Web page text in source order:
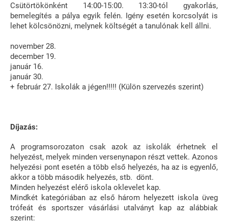
Csütörtökönként 14:00-15:00. 13:30-tól gyakorlás,
bemelegítés a pálya egyik felén. Igény esetén korcsolyát is
lehet kölcsönözni, melynek költségét a tanulónak kell állni.
november 28.
december 19.
január 16.
január 30.
+ február 27. Iskolák a jégen!!!!! (Külön szervezés szerint)
Díjazás:
A programsorozaton csak azok az iskolák érhetnek el
helyezést, melyek minden versenynapon részt vettek. Azonos
helyezési pont esetén a több első helyezés, ha az is egyenlő,
akkor a több második helyezés, stb. dönt.
Minden helyezést elérő iskola oklevelet kap.
Mindkét kategóriában az első három helyezett iskola üveg
trófeát és sportszer vásárlási utalványt kap az alábbiak
szerint: